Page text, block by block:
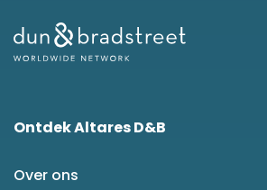
Ontdek Altares D&B
Over ons